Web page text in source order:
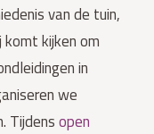
van de tuin,
kijken om
in
we
Tijdensopen